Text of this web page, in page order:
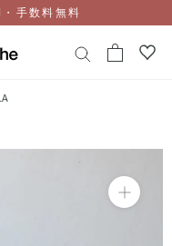
手数料無料